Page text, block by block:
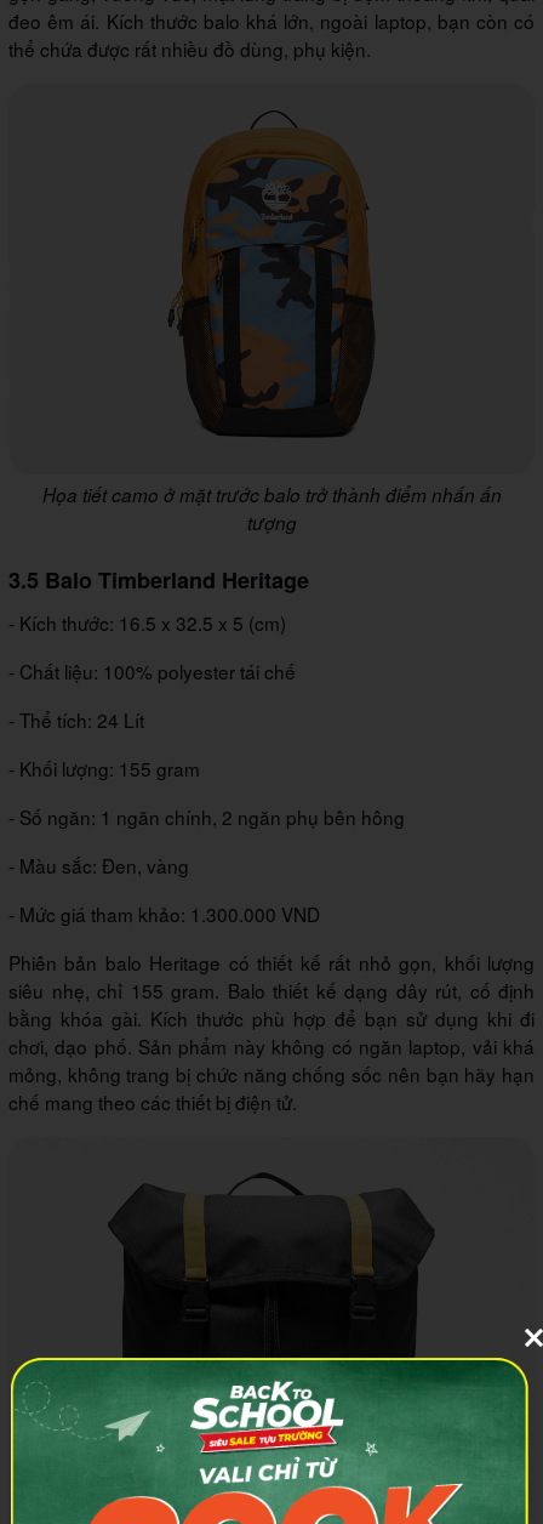
đeo êm ái. Kích thước balo khá lớn, ngoài laptop, bạn còn có
thể chứa được rất nhiều đồ dùng, phụ kiện.
Họa tiết camo ở mặt trước balo trở thành điểm nhấn ấn
tượng
3.5 Balo Timberland Heritage
- Kích thước: 16.5 x 32.5 x 5 (cm)
- Chất liệu: 100% polyester tái chế
- Thể tích: 24 Lít
- Khối lượng: 155 gram
- Số ngăn: 1 ngăn chính, 2 ngăn phụ bên hông
- Màu sắc: Đen, vàng
- Mức giá tham khảo: 1.300.000 VND
Phiên bản balo Heritage có thiết kế rất nhỏ gọn, khối lượng
siêu nhẹ, chỉ 155 gram. Balo thiết kế dạng dây rút, cố định
bằng khóa gài. Kích thước phù hợp để bạn sử dụng khi đi
chơi, dạo phố. Sản phẩm này không có ngăn laptop, vải khá
mỏng, không trang bị chức năng chống sốc nên bạn hãy hạn
chế mang theo các thiết bị điện tử.